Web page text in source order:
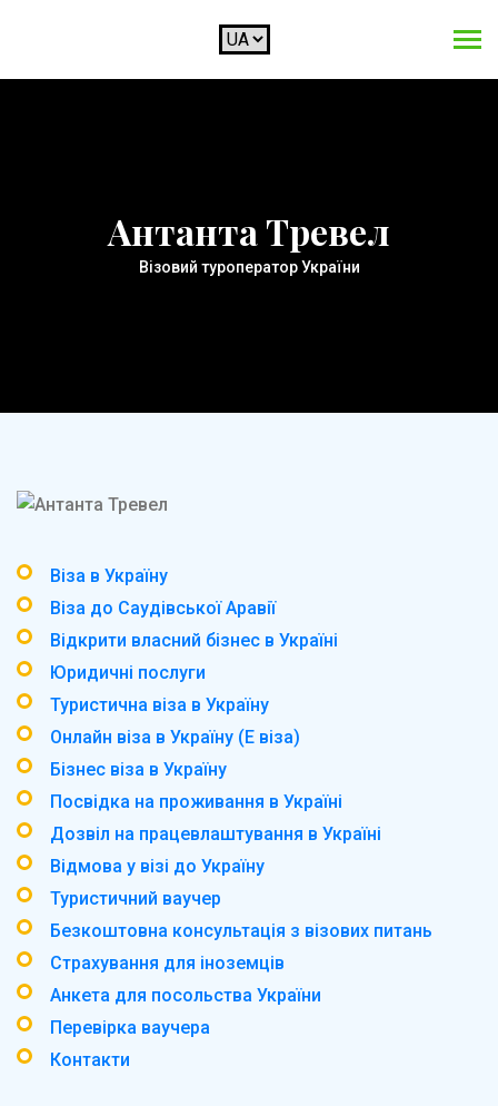
Антанта Тревел
Візовий туроператор України
Віза в Україну
Віза до Саудівської Аравії
Відкрити власний бізнес в Україні
Юридичні послуги
Туристична віза в Україну
Онлайн віза в Україну (Е віза)
Бізнес віза в Україну
Посвідка на проживання в Україні
Дозвіл на працевлаштування в Україні
Відмова у візі до Україну
Туристичний ваучер
Безкоштовна консультація з візових питань
Страхування для іноземців
Анкета для посольства України
Перевірка ваучера
Контакти